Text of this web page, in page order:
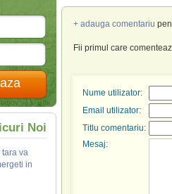
Noi
tara va
in
+ adauga comentariu
Fii primul care
Nume utilizator:
Email utilizator:
Titlu comentariu:
Mesaj: